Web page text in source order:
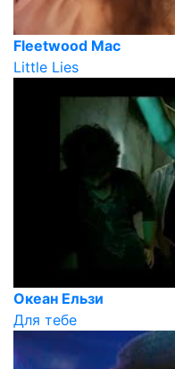
Fleetwood Mac
Little Lies
Океан Ельзи
Для тебе